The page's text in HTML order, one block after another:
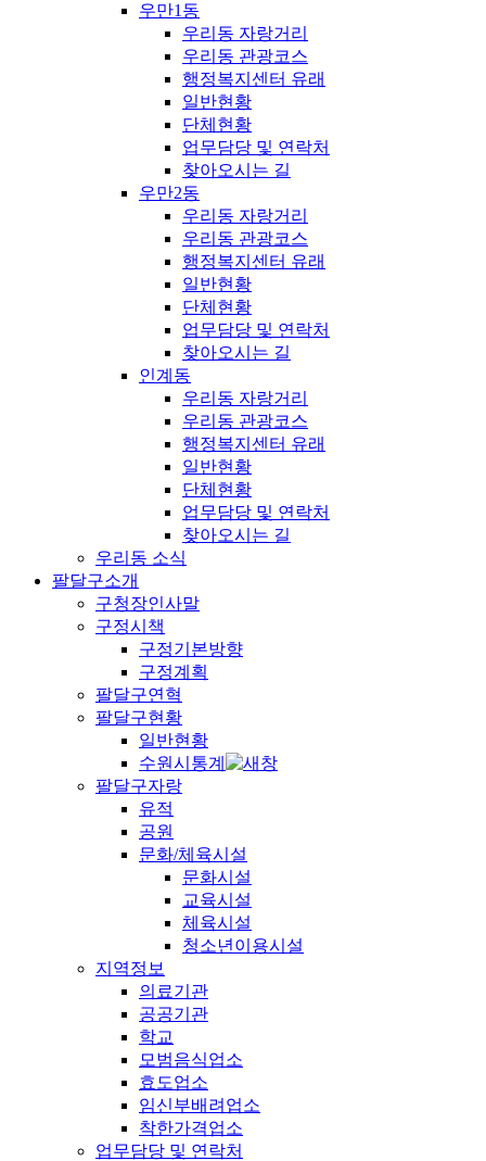
우만1동
우리동 자랑거리
우리동 관광코스
행정복지센터 유래
일반현황
단체현황
업무담당 및 연락처
찾아오시는 길
우만2동
우리동 자랑거리
우리동 관광코스
행정복지센터 유래
일반현황
단체현황
업무담당 및 연락처
찾아오시는 길
인계동
우리동 자랑거리
우리동 관광코스
행정복지센터 유래
일반현황
단체현황
업무담당 및 연락처
찾아오시는 길
우리동 소식
팔달구소개
구청장인사말
구정시책
구정기본방향
구정계획
팔달구연혁
팔달구현황
일반현황
수원시통계
팔달구자랑
유적
공원
문화/체육시설
문화시설
교육시설
체육시설
청소년이용시설
지역정보
의료기관
공공기관
학교
모범음식업소
효도업소
임신부배려업소
착한가격업소
업무담당 및 연락처